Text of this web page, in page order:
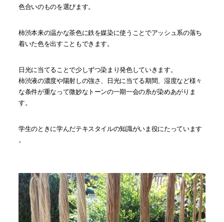
色合いのものを選びます。
柿渋本来の温かな茶色に鉄を媒染に使うことでアッシュ系の落ち
着いた色を出すこともできます。
日光に当てることで少しずつ染まり発色していきます。
柿渋液の濃度や陽射しの強さ、日光に当てる期間、湿度など様々
な条件が重なって微妙なトーンの一期一会の糸が染めあがりま
す。
学生のときに学んだテキスタイルの知識がいま役にたっています
。